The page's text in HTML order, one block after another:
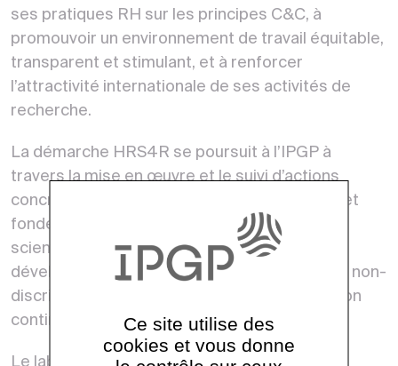
ses pratiques RH sur les principes C&C, à
promouvoir un environnement de travail équitable,
transparent et stimulant, et à renforcer
l’attractivité internationale de ses activités de
recherche.
La démarche HRS4R se poursuit à l’IPGP à
travers la mise en œuvre et le suivi d’actions
concrètes (recrutement
ouvert, transparent et
fondé sur le mérite – OTM-R
, intégrité
scientifique, accueil des nouveaux arrivants,
développement des compétences, égalité et non-
discrimination), dans une logique d’
amélioration
continue
Le label sera égalementaffiché sur le portail
Ce site utilise des
cookies et vous donne